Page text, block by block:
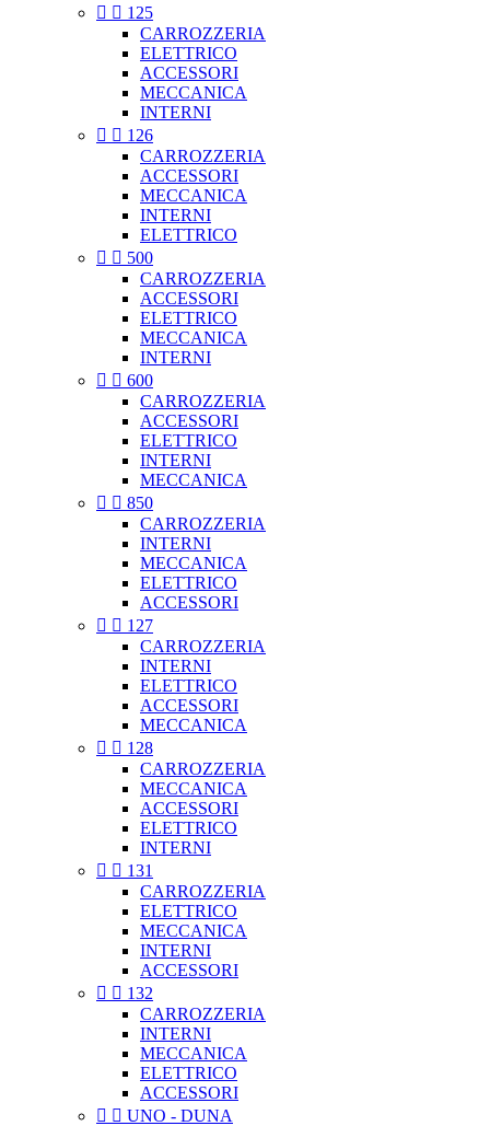
  125
CARROZZERIA
ELETTRICO
ACCESSORI
MECCANICA
INTERNI
  126
CARROZZERIA
ACCESSORI
MECCANICA
INTERNI
ELETTRICO
  500
CARROZZERIA
ACCESSORI
ELETTRICO
MECCANICA
INTERNI
  600
CARROZZERIA
ACCESSORI
ELETTRICO
INTERNI
MECCANICA
  850
CARROZZERIA
INTERNI
MECCANICA
ELETTRICO
ACCESSORI
  127
CARROZZERIA
INTERNI
ELETTRICO
ACCESSORI
MECCANICA
  128
CARROZZERIA
MECCANICA
ACCESSORI
ELETTRICO
INTERNI
  131
CARROZZERIA
ELETTRICO
MECCANICA
INTERNI
ACCESSORI
  132
CARROZZERIA
INTERNI
MECCANICA
ELETTRICO
ACCESSORI
  UNO - DUNA